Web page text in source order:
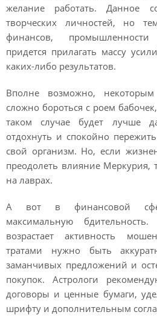
желание работать. Данное
творческих личностей, но
финансов,
придется прилагать массу
каких-либо результатов.
Вполне возможно,
сложно бороться с роем
таком случае будет лучше
отдохнуть и спокойно
свой организм. Но, если
преодолеть влияние Меркурия,
на лаврах.
А вот в финансовой
максимальную
возрастает активность
тратами нужно быть
заманчивых предложений и
покупок. Астрологи
договоры и ценные бумаги,
шрифту и дополнительным